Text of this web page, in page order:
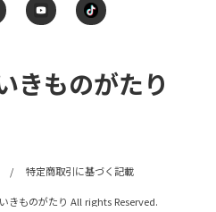
きものがたり
/ 特定商取引に基づく記載
きものがたり All rights Reserved.